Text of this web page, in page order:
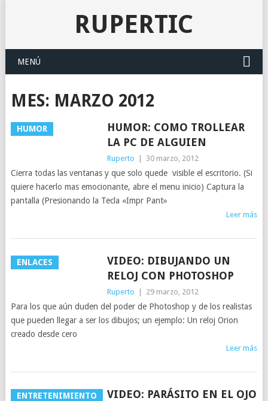
RUPERTIC
MENÚ
MES: MARZO 2012
HUMOR
HUMOR: COMO TROLLEAR
LA PC DE ALGUIEN
Ruperto 30 marzo, 2012
Cierra todas las ventanas y que solo quede visible el escritorio. (Si
quiere hacerlo mas emocionante, abre el menu inicio) Captura la
pantalla (Presionando la Tecla «Impr Pant»
Leer más
ENLACES
VIDEO: DIBUJANDO UN
RELOJ CON PHOTOSHOP
Ruperto 29 marzo, 2012
Para los que aún duden del poder de Photoshop y de los realistas
que pueden llegar a ser los dibujos; un ejemplo: Un reloj Orion
creado desde cero
Leer más
ENTRETENIMIENTO
VIDEO: PARÁSITO EN EL OJO